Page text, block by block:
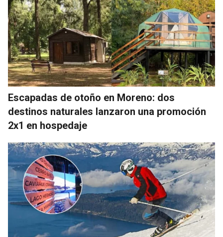
Escapadas de otoño en Moreno: dos
destinos naturales lanzaron una promoción
2x1 en hospedaje